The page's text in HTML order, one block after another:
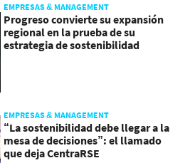
EMPRESAS & MANAGEMENT
Progreso convierte su expansión
regional en la prueba de su
estrategia de sostenibilidad
EMPRESAS & MANAGEMENT
“La sostenibilidad debe llegar a la
mesa de decisiones”: el llamado
que deja CentraRSE